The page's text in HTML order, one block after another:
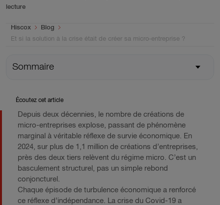
lecture
You are here:
Hiscox
Blog
Et si la solution à la crise était de créer sa micro-entreprise ?
Sommaire
Écoutez cet article
Depuis deux décennies, le nombre de créations de
micro-entreprises explose, passant de phénomène
marginal à véritable réflexe de survie économique. En
2024, sur plus de 1,1 million de créations d’entreprises,
près des deux tiers relèvent du régime micro. C’est un
basculement structurel, pas un simple rebond
conjoncturel.
Chaque épisode de turbulence économique a renforcé
ce réflexe d’indépendance. La crise du Covid-19 a